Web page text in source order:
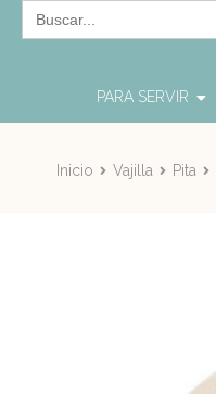
Buscar:
PARA SERVIR
Inicio Vajilla Pita